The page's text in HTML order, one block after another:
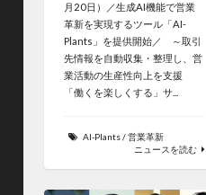
月20日）／生成AI機能で営業
革新を実現するツール「AI-
Plants」を提供開始／ ～取引
先情報を自動収集・整理し、営
業活動の生産性向上を支援
「働くを楽しくする」サ...
AI-Plants/営業革新
ニュースを読む